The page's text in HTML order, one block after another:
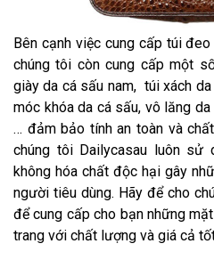
Bên cạnh việc cung cấp túi
chúng tôi còn cung cấp một
giày da cá sấu nam, túi xách
móc khóa da cá sấu, vô lăng
… đảm bảo tính an toàn và
chúng tôi Dailycasau luôn sử
không hóa chất độc hại gây
người tiêu dùng. Hãy để cho
để cung cấp cho bạn những
trang với chất lượng và giá cả